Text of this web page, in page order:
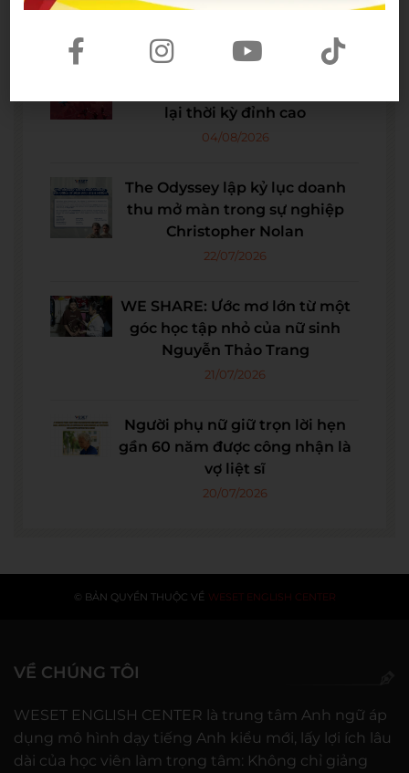
Spider-Man: Brand New Day – Bộ
lại thời kỳ đỉnh cao
04/08/2026
The Odyssey lập kỷ lục doanh
thu mở màn trong sự nghiệp
Christopher Nolan
22/07/2026
WE SHARE: Ước mơ lớn từ một
góc học tập nhỏ của nữ sinh
Nguyễn Thảo Trang
21/07/2026
Người phụ nữ giữ trọn lời hẹn
gần 60 năm được công nhận là
vợ liệt sĩ
20/07/2026
© BẢN QUYỀN THUỘC VỀ WESET ENGLISH CENTER
VỀ CHÚNG TÔI
WESET ENGLISH CENTER là trung tâm Anh ngữ áp
dụng mô hình dạy tiếng Anh kiểu mới, lấy lợi ích lâu
dài của học viên làm trọng tâm: Không chỉ giảng